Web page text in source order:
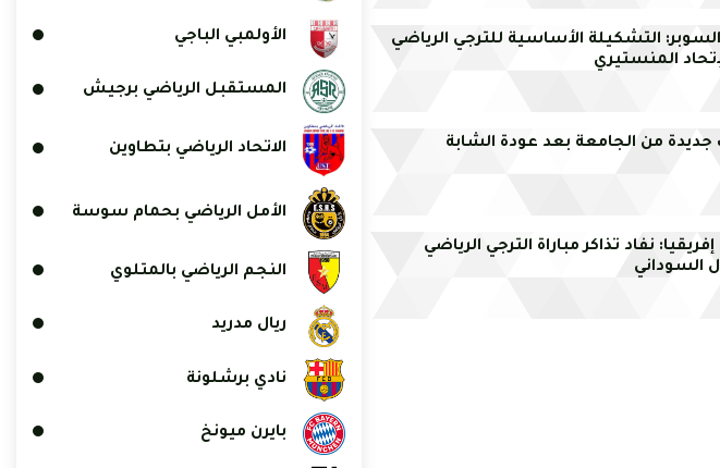
التشكيلة الأساسية للترجي الرياضي
المنستيري
جديدة من الجامعة بعد عودة الشابة
نفاد تذاكر مباراة الترجي الرياضي
السوداني
الأولمبي الباجي
المستقبل الرياضي برجيش
الاتحاد الرياضي بتطاوين
الأمل الرياضي بحمام سوسة
النجم الرياضي بالمتلوي
ريال مدريد
نادي برشلونة
بايرن ميونخ